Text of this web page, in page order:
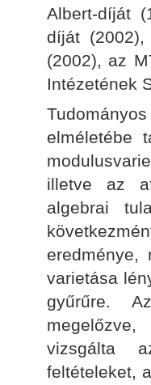
Albert-díját
díját
(2002), az
Intézetének
elméletébe
illetve az
algebrai
eredménye,
varietása
gyűrűre.
vizsgálta
feltételeket,